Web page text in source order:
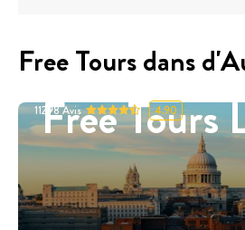
Free Tours dans
Free Tours
11298Avis 4.90